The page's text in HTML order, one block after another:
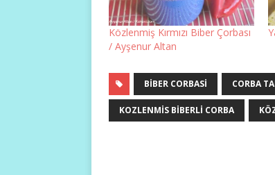
Közlenmiş Kırmızı Biber Çorbası
/ Ayşenur Altan
BIBER CORBASI CORBA
KOZLENMIS BIBERLI CORBA